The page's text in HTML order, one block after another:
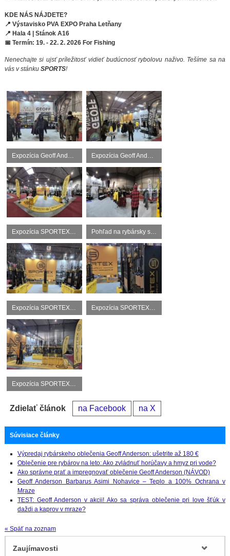
KDE NÁS NÁJDETE?
📍 Výstavisko PVA EXPO Praha Letňany
📍 Hala 4 | Stánok A16
📅 Termín: 19. - 22. 2. 2026 For Fishing
Nenechajte si ujsť príležitosť vidieť budúcnosť rybolovu naživo. Tešíme sa na
vás v stánku SPORTS!
Expozícia SPORTEX v Hale 4/A16 na výstave For Fishing Praha 2026. Pohľad na rybársky stánok A16 značiek SPORTEX a Geoff Anderson.
Expozícia SPORTEX v Hale 4/A16 na výstave For Fishing Praha 2026. Expozícia SPORTEX v Hale 4/A16 na výstave For Fishing Praha 2026.
Expozícia SPORTEX v Hale 4/A16 na výstave For Fishing Praha 2026.
Zdielať článok na Facebook na X
Súvisiace články
Výpredaj rybárskeho oblečenia Geoff Anderson: ušetrite až 180 €
Oblečenie pre rybárov na leto: Ako zvládnuť horúčavy a hmyz pri vode?
Ako správne prať a impregnovať oblečenie Geoff Anderson (NÁVOD)
Geoff Anderson Barbarus Asimi Nohavice – Teplo a 100% Ochrana v
Mraze
TEST: Geoff Anderson v akcii! Ako sa správa oblečenie pri love šťúk v
daždi a kaprov v mraze?
« Späť na zoznam
Zaujímavosti